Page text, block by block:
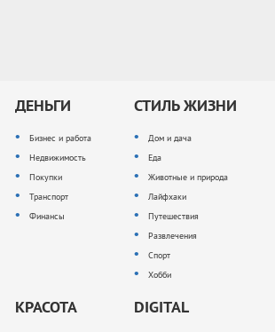
ДЕНЬГИ
Бизнес и работа
Недвижимость
Покупки
Транспорт
Финансы
СТИЛЬ ЖИЗНИ
Дом и дача
Еда
Животные и природа
Лайфхаки
Путешествия
Развлечения
Спорт
Хобби
КРАСОТА DIGITAL